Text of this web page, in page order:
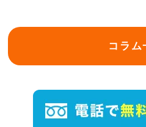
コラム